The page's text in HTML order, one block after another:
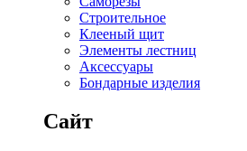
Строительное
Клееный щит
Элементы лестниц
Аксессуары
Бондарные изделия
Сайт